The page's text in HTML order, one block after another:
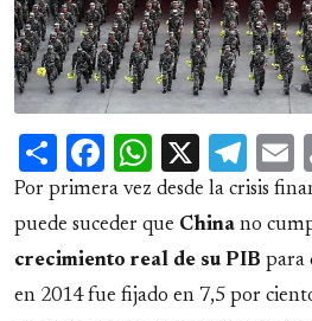
ShareFacebook
X
Por primera vez desde la crisis
puede suceder que China no
crecimiento real de su PIB para
en 2014 fue fijado en 7,5 por